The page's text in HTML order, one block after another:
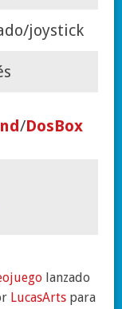
joystick
/DosBox
lanzado
LucasArts para